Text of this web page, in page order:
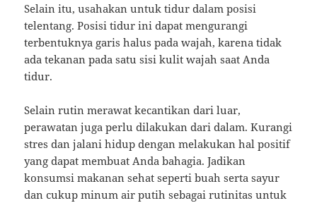
Selain itu, usahakan untuk tidur dalam posisi
telentang. Posisi tidur ini dapat mengurangi
terbentuknya garis halus pada wajah, karena tidak
ada tekanan pada satu sisi kulit wajah saat Anda
tidur.
Selain rutin merawat kecantikan dari luar,
perawatan juga perlu dilakukan dari dalam. Kurangi
stres dan jalani hidup dengan melakukan hal positif
yang dapat membuat Anda bahagia. Jadikan
konsumsi makanan sehat seperti buah serta sayur
dan cukup minum air putih sebagai rutinitas untuk